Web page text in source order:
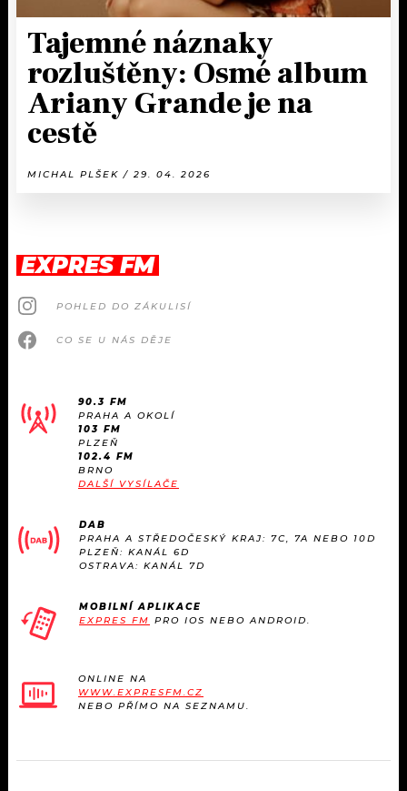
Tajemné náznaky
rozluštěny: Osmé album
Ariany Grande je na
cestě
MICHAL PLŠEK / 29. 04. 2026
EXPRES FM
POHLED DO ZÁKULISÍ
CO SE U NÁS DĚJE
90.3 FM
PRAHA A OKOLÍ
103 FM
PLZEŇ
102.4 FM
BRNO
DALŠÍ VYSÍLAČE
DAB
PRAHA A STŘEDOČESKÝ KRAJ: 7C, 7A NEBO 10D
PLZEŇ: KANÁL 6D
OSTRAVA: KANÁL 7D
MOBILNÍ APLIKACE
EXPRES FM PRO IOS NEBO ANDROID.
ONLINE NA
WWW.EXPRESFM.CZ
NEBO PŘÍMO NA SEZNAMU.